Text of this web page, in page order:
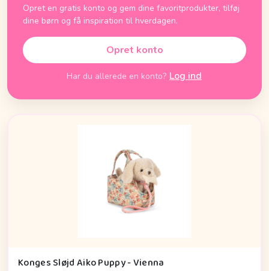
Opret en gratis konto og gem dine favoritprodukter, tilføj
dine børn og få inspiration til hverdagen.
Opret konto
Har du allerede en konto? Log ind
Konges Sløjd Aiko Puppy - Vienna